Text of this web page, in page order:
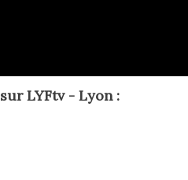
sur LYFtv - Lyon :